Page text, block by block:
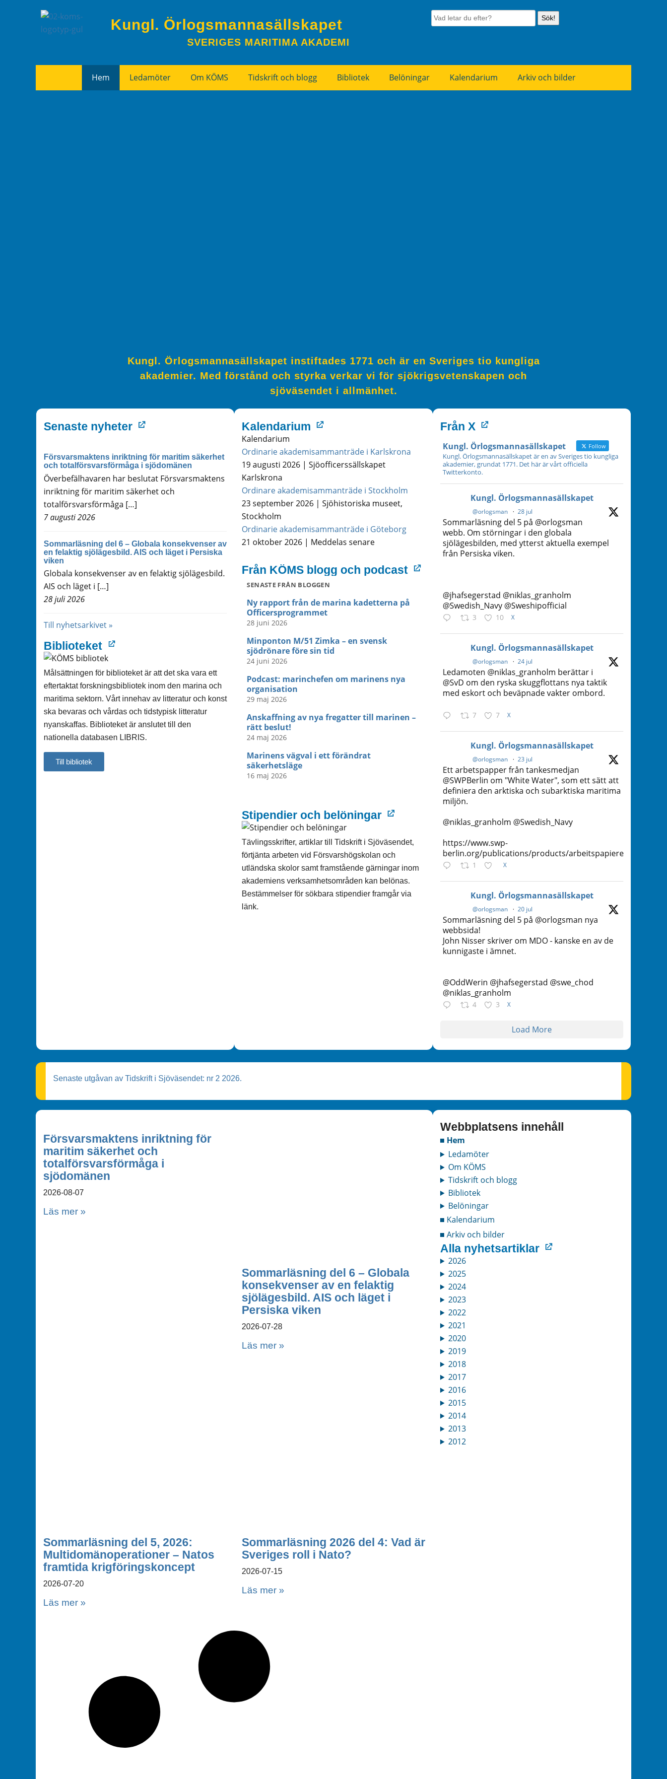
Kungl. Örlogsmannasällskapet
SVERIGES MARITIMA AKADEMI
Sök!
Hem Ledamöter Om KÖMS Tidskrift och blogg Bibliotek Belöningar Kalendarium Arkiv och bilder
Kungl. Örlogsmannasällskapet instiftades 1771 och är en Sveriges tio kungliga
akademier. Med förstånd och styrka verkar vi för sjökrigsvetenskapen och
sjöväsendet i allmänhet.
Senaste nyheter
Försvarsmaktens inriktning för maritim säkerhet
och totalförsvarsförmåga i sjödomänen
Överbefälhavaren har beslutat Försvarsmaktens
inriktning för maritim säkerhet och
totalförsvarsförmåga […]
7 augusti 2026
Sommarläsning del 6 – Globala konsekvenser av
en felaktig sjölägesbild. AIS och läget i Persiska
viken
Globala konsekvenser av en felaktig sjölägesbild.
AIS och läget i […]
28 juli 2026
Till nyhetsarkivet »
Biblioteket
Målsättningen för biblioteket är att det ska vara ett
eftertaktat forskningsbibliotek inom den marina och
maritima sektorn. Vårt innehav av litteratur och konst
ska bevaras och vårdas och tidstypisk litteratur
nyanskaffas. Biblioteket är anslutet till den
nationella databasen LIBRIS.
Till bibliotek
Kalendarium
Kalendarium
Ordinarie akademisammanträde i Karlskrona
19 augusti 2026 | Sjöofficerssällskapet
Karlskrona
Ordinare akademisammanträde i Stockholm
23 september 2026 | Sjöhistoriska museet,
Stockholm
Ordinarie akademisammanträde i Göteborg
21 oktober 2026 | Meddelas senare
Från KÖMS blogg och podcast
SENASTE FRÅN BLOGGEN
Ny rapport från de marina kadetterna på
Officersprogrammet
28 juni 2026
Minponton M/51 Zimka – en svensk
sjödrönare före sin tid
24 juni 2026
Podcast: marinchefen om marinens nya
organisation
29 maj 2026
Anskaffning av nya fregatter till marinen –
rätt beslut!
24 maj 2026
Marinens vägval i ett förändrat
säkerhetsläge
16 maj 2026
Stipendier och belöningar
Tävlingsskrifter, artiklar till Tidskrift i Sjöväsendet,
förtjänta arbeten vid Försvarshögskolan och
utländska skolor samt framstående gärningar inom
akademiens verksamhetsområden kan belönas.
Bestämmelser för sökbara stipendier framgår via
länk.
Från X
Kungl. Örlogsmannasällskapet Follow
Kungl. Örlogsmannasällskapet är en av Sveriges tio kungliga
akademier, grundat 1771. Det här är vårt officiella
Twitterkonto.
Kungl. Örlogsmannasällskapet
@orlogsman · 28 jul
Sommarläsning del 5 på @orlogsman
webb. Om störningar i den globala
sjölägesbilden, med ytterst aktuella exempel
från Persiska viken.
@jhafsegerstad @niklas_granholm
@Swedish_Navy @Sweshipofficial
3 10 X
Kungl. Örlogsmannasällskapet
@orlogsman · 24 jul
Ledamoten @niklas_granholm berättar i
@SvD om den ryska skuggflottans nya taktik
med eskort och beväpnade vakter ombord.
7 7 X
Kungl. Örlogsmannasällskapet
@orlogsman · 23 jul
Ett arbetspapper från tankesmedjan
@SWPBerlin om "White Water", som ett sätt att
definiera den arktiska och subarktiska maritima
miljön.
@niklas_granholm @Swedish_Navy
https://www.swp-
berlin.org/publications/products/arbeitspapiere/
1 X
Kungl. Örlogsmannasällskapet
@orlogsman · 20 jul
Sommarläsning del 5 på @orlogsman nya
webbsida!
John Nisser skriver om MDO - kanske en av de
kunnigaste i ämnet.
@OddWerin @jhafsegerstad @swe_chod
@niklas_granholm
4 3 X
Load More
Senaste utgåvan av Tidskrift i Sjöväsendet: nr 2 2026.
Försvarsmaktens inriktning för
maritim säkerhet och
totalförsvarsförmåga i
sjödomänen
2026-08-07
Läs mer »
Sommarläsning del 6 – Globala
konsekvenser av en felaktig
sjölägesbild. AIS och läget i
Persiska viken
2026-07-28
Läs mer »
Sommarläsning del 5, 2026:
Multidomänoperationer – Natos
framtida krigföringskoncept
2026-07-20
Läs mer »
Sommarläsning 2026 del 4: Vad är
Sveriges roll i Nato?
2026-07-15
Läs mer »
Webbplatsens innehåll
Hem
Ledamöter
Om KÖMS
Tidskrift och blogg
Bibliotek
Belöningar
Kalendarium
Arkiv och bilder
Alla nyhetsartiklar
2026
2025
2024
2023
2022
2021
2020
2019
2018
2017
2016
2015
2014
2013
2012